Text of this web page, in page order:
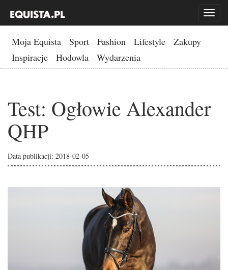
Toggle
Moja Equista Sport Fashion Lifestyle
Zakupy
Inspiracje
Hodowla Wydarzenia
Test: Ogłowie Alexander
QHP
Data publikacji: 2018-02-05